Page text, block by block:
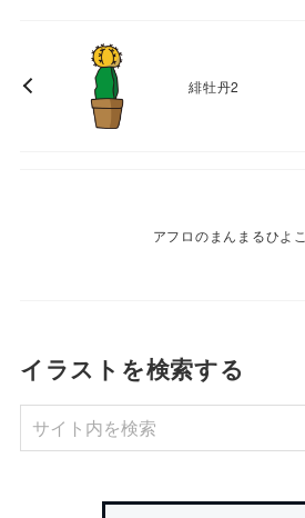
緋牡丹2
アフロのまんまるひよこ
イラストを検索する